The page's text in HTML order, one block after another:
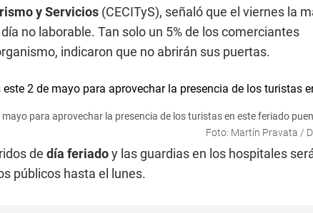
y Servicios (CECITyS), señaló que el viernes la
no laborable. Tan solo un 5% de los comerciantes
indicaron que no abrirán sus puertas.
para aprovechar la presencia de los turistas en este feriado
Foto: Martín Pravata /
de día feriadoy las guardias en los hospitales
públicos hasta el lunes.